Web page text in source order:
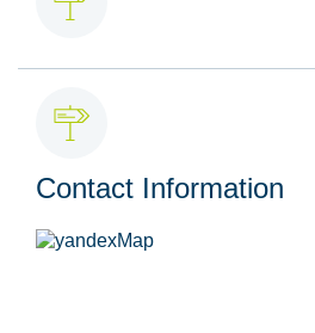
Contact Information